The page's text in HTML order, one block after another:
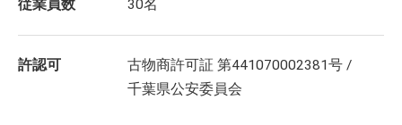
従業員数 30名
許認可
古物商許可証 第441070002381号 /
千葉県公安委員会